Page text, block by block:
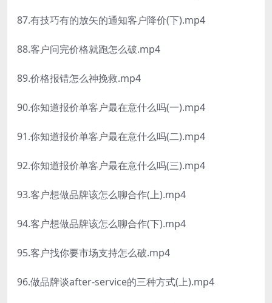
87.有技巧有的放矢的通知客户降价(下).mp4
88.客户问完价格就跑怎么破.mp4
89.价格报错怎么神挽救.mp4
90.你知道报价单客户最在意什么吗(一).mp4
91.你知道报价单客户最在意什么吗(二).mp4
92.你知道报价单客户最在意什么吗(三).mp4
93.客户想做品牌该怎么聊合作(上).mp4
94.客户想做品牌该怎么聊合作(下).mp4
95.客户找你要市场支持怎么破.mp4
96.做品牌谈after-service的三种方式(上).mp4